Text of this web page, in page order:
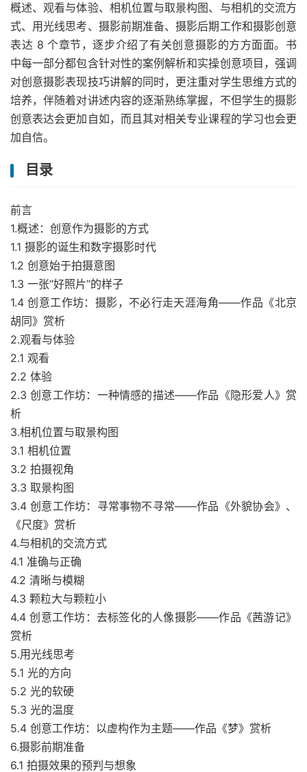
概述、观看与体验、相机位置与取景构图、与相机的交流方
式、用光线思考、摄影前期准备、摄影后期工作和摄影创意
表达 8 个章节，逐步介绍了有关创意摄影的方方面面。书
中每一部分都包含针对性的案例解析和实操创意项目，强调
对创意摄影表现技巧讲解的同时，更注重对学生思维方式的
培养，伴随着对讲述内容的逐渐熟练掌握，不但学生的摄影
创意表达会更加自如，而且其对相关专业课程的学习也会更
加自信。
目录
前言
1.概述：创意作为摄影的方式
1.1 摄影的诞生和数字摄影时代
1.2 创意始于拍摄意图
1.3 一张“好照片”的样子
1.4 创意工作坊：摄影，不必行走天涯海角——作品《北京
胡同》赏析
2.观看与体验
2.1 观看
2.2 体验
2.3 创意工作坊：一种情感的描述——作品《隐形爱人》赏
析
3.相机位置与取景构图
3.1 相机位置
3.2 拍摄视角
3.3 取景构图
3.4 创意工作坊：寻常事物不寻常——作品《外貌协会》、
《尺度》赏析
4.与相机的交流方式
4.1 准确与正确
4.2 清晰与模糊
4.3 颗粒大与颗粒小
4.4 创意工作坊：去标签化的人像摄影——作品《茜游记》
赏析
5.用光线思考
5.1 光的方向
5.2 光的软硬
5.3 光的温度
5.4 创意工作坊：以虚构作为主题——作品《梦》赏析
6.摄影前期准备
6.1 拍摄效果的预判与想象